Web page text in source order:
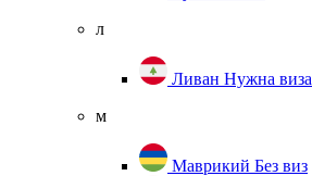
л
Ливан Нужна виза
м
Маврикий Без виз